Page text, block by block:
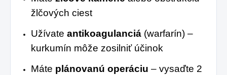
žlčových ciest
Užívate antikoagulanciá (warfarín) –
kurkumín môže zosilniť účinok
Máte plánovanú operáciu – vysaďte 2